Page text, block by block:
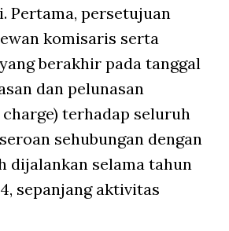
Pertama, persetujuan
komisaris serta
berakhir pada tanggal
dan pelunasan
) terhadap seluruh
sehubungan dengan
dijalankan selama tahun
sepanjang aktivitas